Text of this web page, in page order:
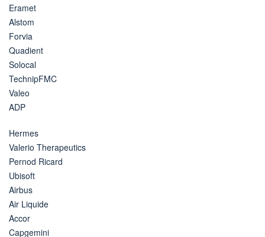
Eramet
Alstom
Forvia
Quadient
Solocal
TechnipFMC
Valeo
ADP
Hermes
Valerio Therapeutics
Pernod Ricard
Ubisoft
Airbus
Air Liquide
Accor
Capgemini